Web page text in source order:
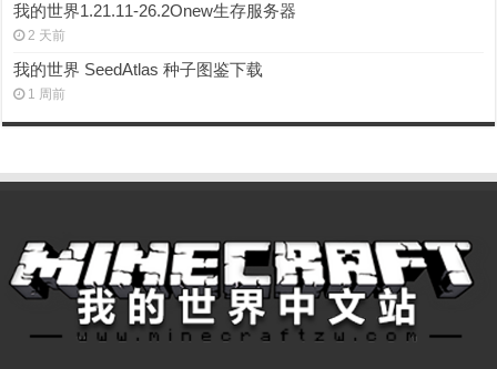
我的世界1.21.11-26.2Onew生存服务器
2 天前
我的世界 SeedAtlas 种子图鉴下载
1 周前